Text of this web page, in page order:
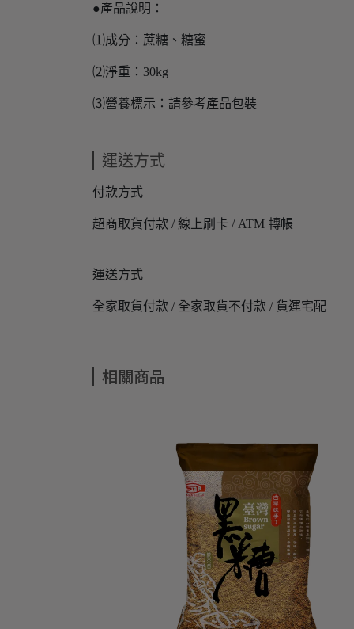
●產品說明：
⑴成分：蔗糖、糖蜜
⑵淨重：30kg
⑶營養標示：請參考產品包裝
運送方式
付款方式
超商取貨付款 / 線上刷卡 / ATM 轉帳
運送方式
全家取貨付款 / 全家取貨不付款 / 貨運宅配
相關商品